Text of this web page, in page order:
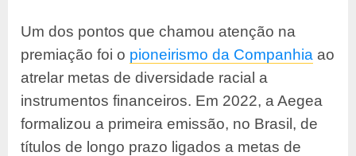
Um dos pontos que chamou atenção na
premiação foi o pioneirismo da Companhia ao
atrelar metas de diversidade racial a
instrumentos financeiros. Em 2022, a Aegea
formalizou a primeira emissão, no Brasil, de
títulos de longo prazo ligados a metas de